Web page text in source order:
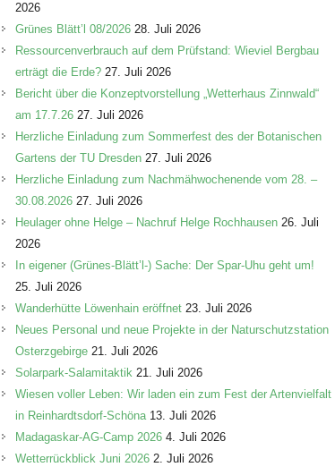
e
n
2026
Grünes Blätt’l 08/2026 28. Juli 2026
Ressourcenverbrauch auf dem Prüfstand: Wieviel Bergbau
erträgt die Erde? 27. Juli 2026
Bericht über die Konzeptvorstellung „Wetterhaus Zinnwald“
am 17.7.26 27. Juli 2026
Herzliche Einladung zum Sommerfest des der Botanischen
Gartens der TU Dresden 27. Juli 2026
Herzliche Einladung zum Nachmähwochenende vom 28. –
30.08.2026 27. Juli 2026
Heulager ohne Helge – Nachruf Helge Rochhausen 26. Juli
2026
In eigener (Grünes-Blätt’l-) Sache: Der Spar-Uhu geht um!
25. Juli 2026
Wanderhütte Löwenhain eröffnet 23. Juli 2026
Neues Personal und neue Projekte in der Naturschutzstation
Osterzgebirge 21. Juli 2026
Solarpark-Salamitaktik 21. Juli 2026
Wiesen voller Leben: Wir laden ein zum Fest der Artenvielfalt
in Reinhardtsdorf-Schöna 13. Juli 2026
Madagaskar-AG-Camp 2026 4. Juli 2026
Wetterrückblick Juni 2026 2. Juli 2026